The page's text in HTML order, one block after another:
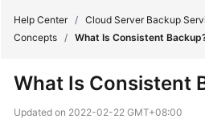
New
Help Center / Cloud Server Backup
Concepts / What Is Consistent
What Is Consistent
Updated on 2022-02-22 GMT+08:00